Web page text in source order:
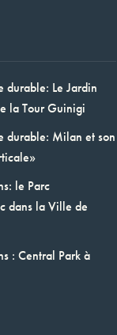
durable: Le Jardin
la Tour Guinigi
durable: Milan et son
le Parc
dans la Ville de
: Central Park à